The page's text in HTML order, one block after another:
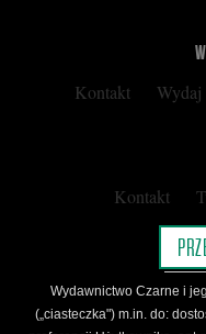
Kontakt Wydaj
Kontakt
Kup kartę
Regulamin
Wydawnictwo Czarne i
(„ciasteczka") m.in. do: